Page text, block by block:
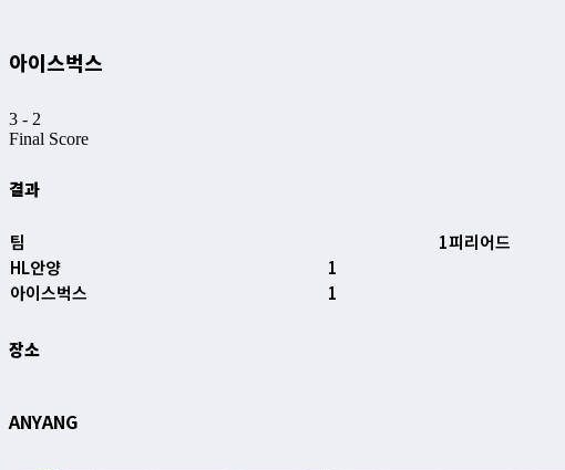
아이스벅스
3 - 2
Final Score
결과
팀 1피리어드
HL안양
1
아이스벅스
1
장소
ANYANG